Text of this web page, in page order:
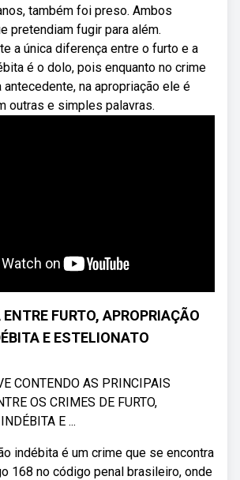
também foi preso. Ambos
pretendiam fugir para além.
a única diferença entre o furto e a
é o dolo, pois enquanto no crime
na apropriação ele é
outras e simples palavras.
ENTRE FURTO, APROPRIAÇÃO
E ESTELIONATO
CONTENDO AS PRINCIPAIS
OS CRIMES DE FURTO,
E ...
indébita é um crime que se encontra
168 no código penal brasileiro, onde